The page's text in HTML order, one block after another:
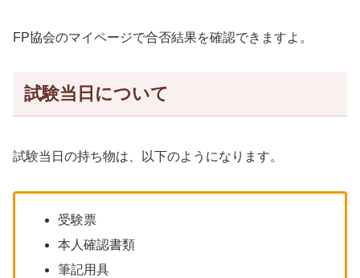
FP協会のマイページで合否結果を確認できますよ。
試験当日について
試験当日の持ち物は、以下のようになります。
受験票
本人確認書類
筆記用具